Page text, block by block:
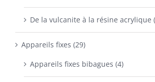
De la vulcanite à la résine acrylique
Appareils fixes (29)
Appareils fixes bibagues (4)